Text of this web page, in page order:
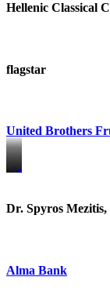
Hellenic Classical
flagstar
United Brothers
https://
https://
Dr. Spyros
Alma Bank